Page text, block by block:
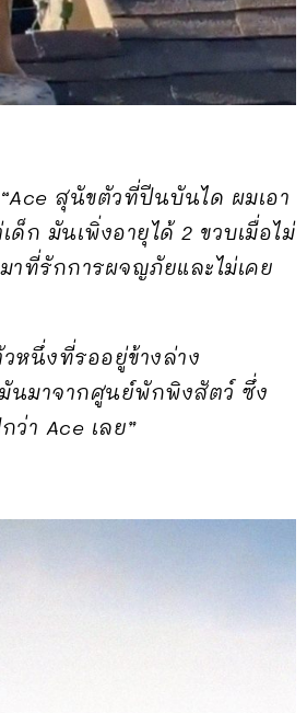
“Ace สุนัขตัวที่ปีนบันได ผมเอา
ก มันเพิ่งอายุได้ 2 ขวบเมื่อไม่
ที่รักการผจญภัยและไม่เคย
หนึ่งที่รออยู่ข้างล่าง
นมาจากศูนย์พักพิงสัตว์ ซึ่ง
ว่า Ace เลย”